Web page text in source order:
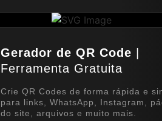
Gerador de QR Code |
Ferramenta Gratuita
Crie QR Codes de forma rápida e
para links, WhatsApp, Instagram,
do site, arquivos e muito mais.